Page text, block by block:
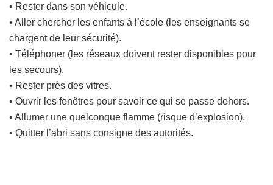
• Rester dans son véhicule.
• Aller chercher les enfants à l’école (les enseignants se
chargent de leur sécurité).
• Téléphoner (les réseaux doivent rester disponibles pour
les secours).
• Rester près des vitres.
• Ouvrir les fenêtres pour savoir ce qui se passe dehors.
• Allumer une quelconque flamme (risque d’explosion).
• Quitter l’abri sans consigne des autorités.